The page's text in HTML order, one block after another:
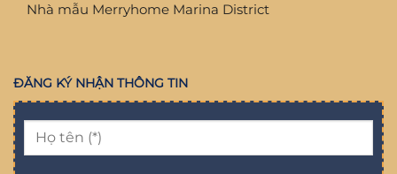
Nhà mẫu Merryhome Marina District
ĐĂNG KÝ NHẬN THÔNG TIN